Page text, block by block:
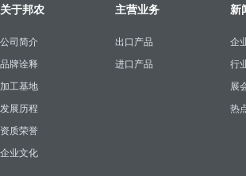
关于邦农
公司简介
品牌诠释
加工基地
发展历程
资质荣誉
企业文化
主营业务
出口产品
进口产品
新
企
行
展
热